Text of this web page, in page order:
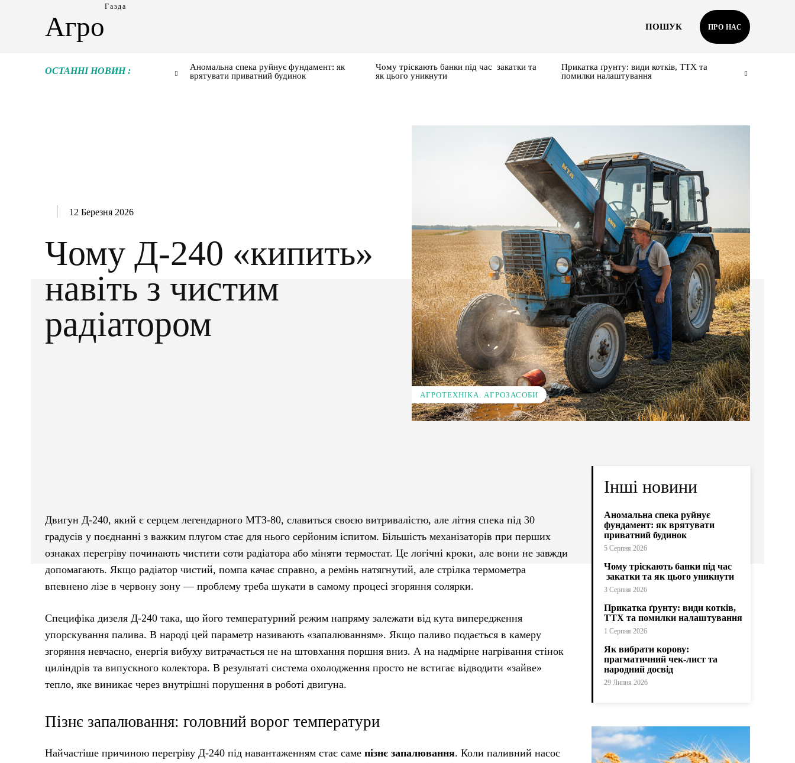
Агро
Газда
ПОШУК ПРО НАС
ОСТАННІ НОВИН :
Аномальна спека руйнує фундамент: як
врятувати приватний будинок
Чому тріскають банки під час закатки та
як цього уникнути
Прикатка ґрунту: види котків, ТТХ та
помилки налаштування
12 Березня 2026
Чому Д-240 «кипить»
навіть з чистим
радіатором
АГРОТЕХНІКА. АГРОЗАСОБИ
Двигун Д-240, який є серцем легендарного МТЗ-80, славиться своєю витривалістю, але літня спека під 30
градусів у поєднанні з важким плугом стає для нього серйоним іспитом. Більшість механізаторів при перших
ознаках перегріву починають чистити соти радіатора або міняти термостат. Це логічні кроки, але вони не завжди
допомагають. Якщо радіатор чистий, помпа качає справно, а ремінь натягнутий, але стрілка термометра
впевнено лізе в червону зону — проблему треба шукати в самому процесі згоряння солярки.
Специфіка дизеля Д-240 така, що його температурний режим напряму залежати від кута випередження
упорскування палива. В народі цей параметр називають «запалюванням». Якщо паливо подається в камеру
згоряння невчасно, енергія вибуху витрачається не на штовхання поршня вниз. А на надмірне нагрівання стінок
циліндрів та випускного колектора. В результаті система охолодження просто не встигає відводити «зайве»
тепло, яке виникає через внутрішні порушення в роботі двигуна.
Пізнє запалювання: головний ворог температури
Найчастіше причиною перегріву Д-240 під навантаженням стає саме пізнє запалювання. Коли паливний насос
Інші новини
Аномальна спека руйнує
фундамент: як врятувати
приватний будинок
5 Серпня 2026
Чому тріскають банки під час
закатки та як цього уникнути
3 Серпня 2026
Прикатка ґрунту: види котків,
ТТХ та помилки налаштування
1 Серпня 2026
Як вибрати корову:
прагматичний чек-лист та
народний досвід
29 Липня 2026